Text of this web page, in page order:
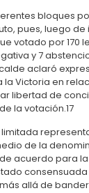
bloques
pues, luego de
votado por 170
y 7
aclaró
la Victoria en
libertad de
la votación.17
limitada
de la
acuerdo para
allá de